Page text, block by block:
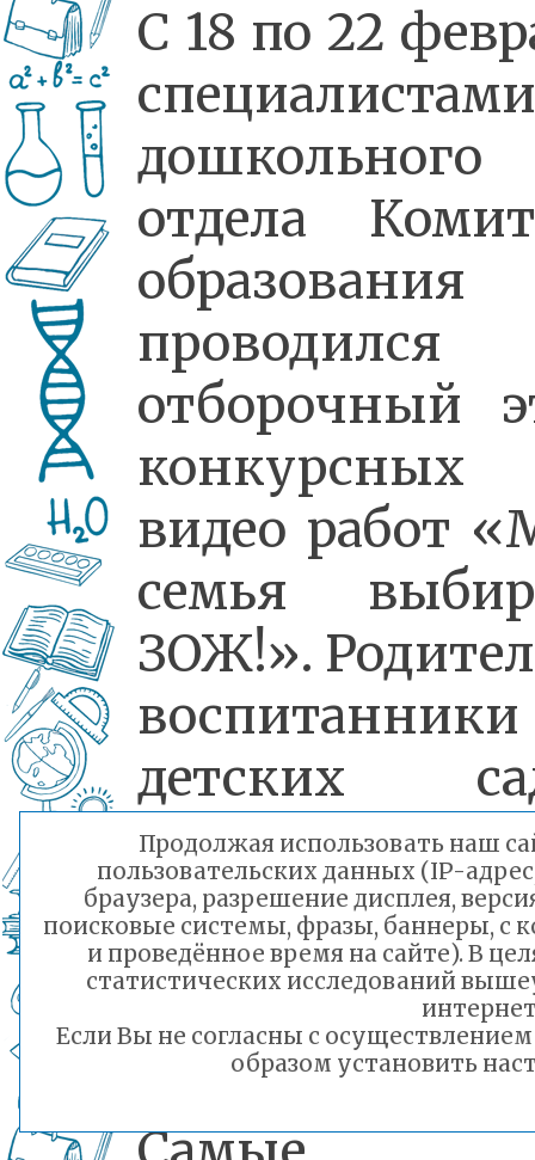
С 18 по 22
специалистами
дошкольного
отдела
образования
проводился
отборочный
конкурсных
видео работ
семья
ЗОЖ!».
воспитанники
детских
Читы
активное
и
роликов.
Продолжая использовать наш
пользовательских данных (IP-
браузера, разрешение дисплея,
поисковые системы, фразы, баннеры, с
и проведённое время на сайте). В
статистических исследований
Если Вы не согласны с
образом установить